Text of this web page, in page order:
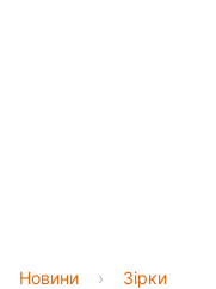
Новини › Зірки